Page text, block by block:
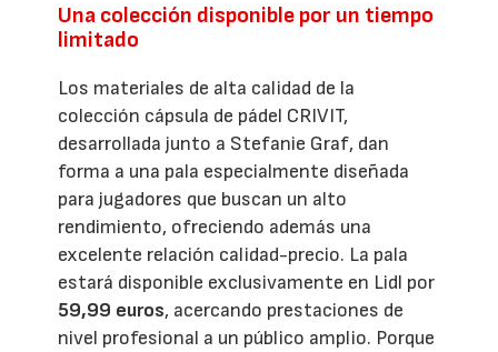
Una colección disponible por un tiempo
limitado
Los materiales de alta calidad de la
colección cápsula de pádel CRIVIT,
desarrollada junto a Stefanie Graf, dan
forma a una pala especialmente diseñada
para jugadores que buscan un alto
rendimiento, ofreciendo además una
excelente relación calidad-precio. La pala
estará disponible exclusivamente en Lidl por
59,99 euros, acercando prestaciones de
nivel profesional a un público amplio. Porque